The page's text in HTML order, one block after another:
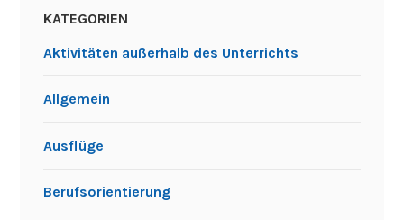
KATEGORIEN
Aktivitäten außerhalb des Unterrichts
Allgemein
Ausflüge
Berufsorientierung